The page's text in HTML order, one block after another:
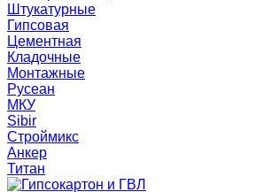
Штукатурные
Гипсовая
Цементная
Кладочные
Монтажные
Русеан
МКУ
Sibir
Строймикс
Анкер
Титан